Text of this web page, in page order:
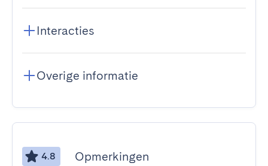
Interacties
Overige informatie
4.8 Opmerkingen